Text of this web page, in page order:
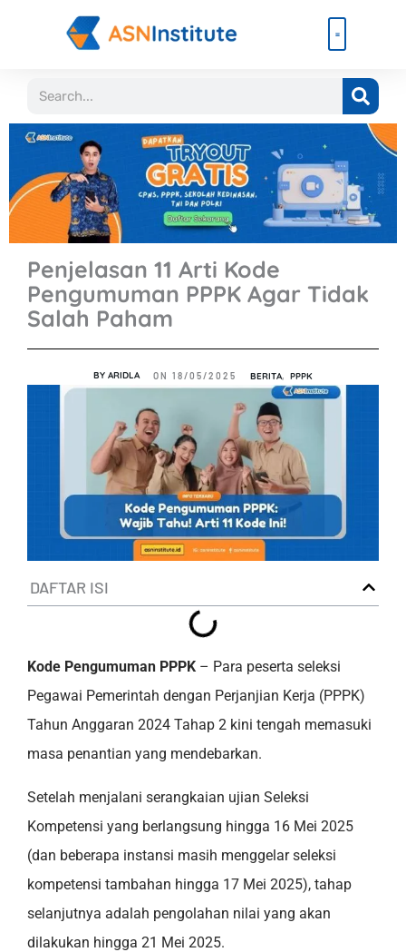
Search
Penjelasan 11 Arti Kode
Pengumuman PPPK Agar Tidak
Salah Paham
BY ARIDLA ON 18/05/2025 BERITA, PPPK
DAFTAR ISI
Kode Pengumuman PPPK – Para peserta seleksi
Pegawai Pemerintah dengan Perjanjian Kerja (PPPK)
Tahun Anggaran 2024 Tahap 2 kini tengah memasuki
masa penantian yang mendebarkan.
Setelah menjalani serangkaian ujian Seleksi
Kompetensi yang berlangsung hingga 16 Mei 2025
(dan beberapa instansi masih menggelar seleksi
kompetensi tambahan hingga 17 Mei 2025), tahap
selanjutnya adalah pengolahan nilai yang akan
dilakukan hingga 21 Mei 2025.